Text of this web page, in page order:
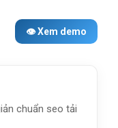
👁 Xem demo
chuẩn seo tải